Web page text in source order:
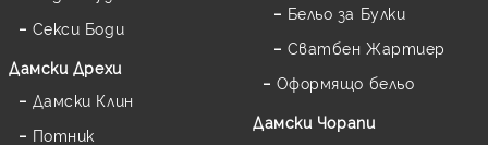
Секси Боди
Дамски Дрехи
Дамски Клин
Потник
Бельо за Булки
Сватбен Жартиер
Оформящо бельо
Дамски Чорапи